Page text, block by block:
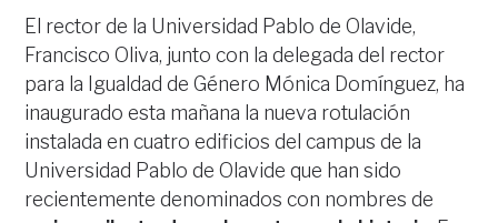
El rector de la Universidad Pablo de Olavide,
Francisco Oliva, junto con la delegada del rector
para la Igualdad de Género Mónica Domínguez, ha
inaugurado esta mañana la nueva rotulación
instalada en cuatro edificios del campus de la
Universidad Pablo de Olavide que han sido
recientemente denominados con nombres de